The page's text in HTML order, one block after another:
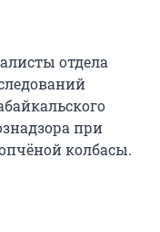
отдела
при
колбасы.